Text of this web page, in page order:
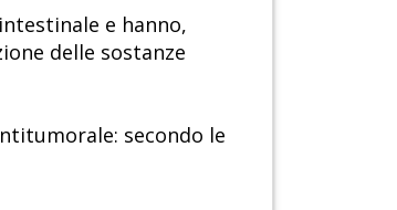
e hanno,
delle sostanze
secondo le